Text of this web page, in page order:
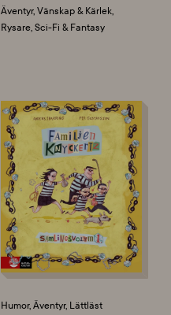
Äventyr, Vänskap & Kärlek,
Rysare, Sci-Fi & Fantasy
Humor, Äventyr, Lättläst